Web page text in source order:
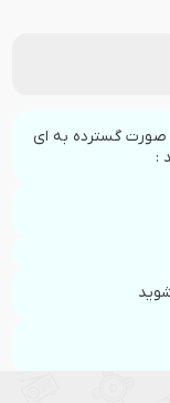
گسترده به ای
: